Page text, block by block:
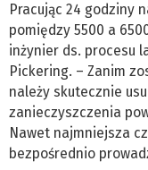
Pracując 24 godziny
pomiędzy 5500 a
inżynier ds. procesu
Pickering. – Zanim
należy skutecznie
zanieczyszczenia
Nawet najmniejsza
bezpośrednio